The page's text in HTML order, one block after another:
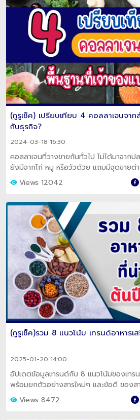
(กูรูเช็ค) เปรียบเทียบ 4 คอลลาเจนจาก
กับธุรกิจ?
2024-03-18 16:30
คอลลาเจนที่วางขายกันทั่วไป ไม่ได้มาจาก
ยังมีจากไก่ หมู หรือวัวด้วย แถมมีจุดขาย
ไงให้ตอบโจทย์ มาดูกันค่ะ
Views 12042
(กูรูเช็ค)รวม 8 แนวโน้ม เทรนด์อาหาร
2025-01-20 14:00
อัปเดตข้อมูลเทรนด์กับ 8 แนวโน้มของเทร
พร้อมยกตัวอย่างสารใหม่ๆ และข้อดี ของส
ต้นปี 2025
Views 8472